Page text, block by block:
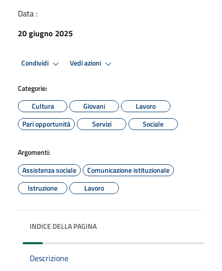
Data :
20 giugno 2025
Condividi Vedi azioni
Categorie:
Cultura
Giovani
Lavoro
Pari opportunità
Servizi Sociale
Argomenti:
Assistenza sociale
Comunicazione istituzionale
Istruzione
Lavoro
INDICE DELLA PAGINA
Descrizione